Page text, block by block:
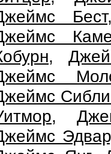
Бест
,
,